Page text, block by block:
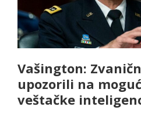
Vašington:
upozorili na
veštačke